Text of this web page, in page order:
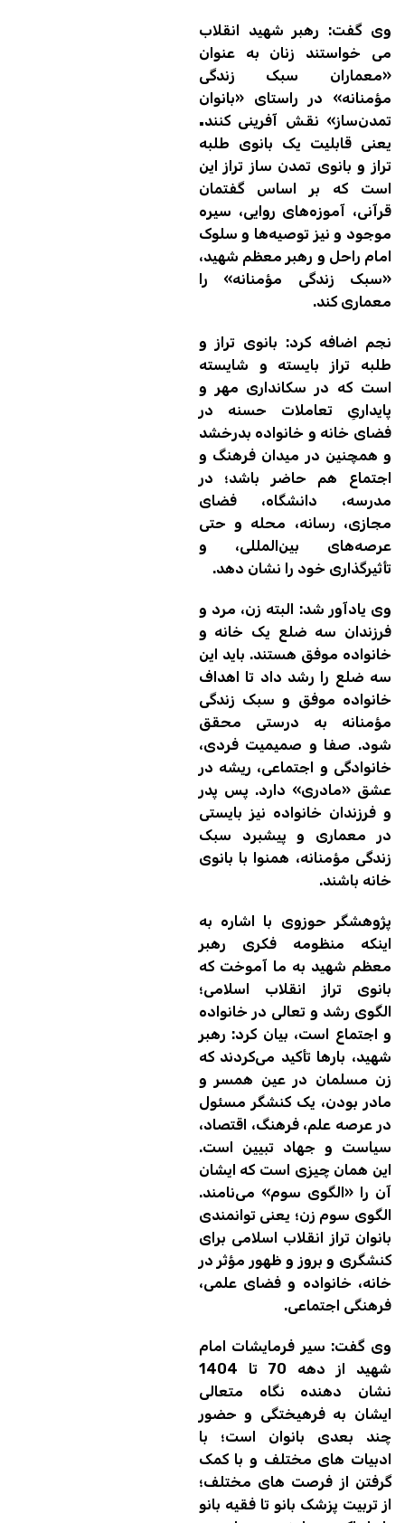
وی گفت: رهبر شهید انقلاب
می خواستند زنان به عنوان
«معماران سبک زندگی
مؤمنانه» در راستای «بانوان
تمدن‌ساز» نقش آفرینی کنند.
یعنی قابلیت یک بانوی طلبه
تراز و بانوی تمدن ساز تراز این
است که بر اساس گفتمان
قرآنی، آموزه‌های روایی، سیره
موجود و نیز توصیه‌ها و سلوک
امام راحل و رهبر معظم شهید،
«سبک زندگی مؤمنانه» را
معماری کند.
نجم اضافه کرد: بانوی تراز و
طلبه تراز بایسته و شایسته
است که در سکانداری مهر و
پایداریِ تعاملات حسنه در
فضای خانه و خانواده بدرخشد
و همچنین در میدان فرهنگ و
اجتماع هم حاضر باشد؛ در
مدرسه، دانشگاه، فضای
مجازی، رسانه، محله و حتی
عرصه‌های بین‌المللی، و
تأثیرگذاری خود را نشان دهد.
وی یادآور شد: البته زن، مرد و
فرزندان سه ضلع یک خانه و
خانواده موفق هستند. باید این
سه ضلع را رشد داد تا اهداف
خانواده موفق و سبک زندگی
مؤمنانه به درستی محقق
شود. صفا و صمیمیت فردی،
خانوادگی و اجتماعی، ریشه در
عشق «مادری» دارد. پس پدر
و فرزندان خانواده نیز بایستی
در معماری و پیشبرد سبک
زندگی مؤمنانه، همنوا با بانوی
خانه باشند.
پژوهشگر حوزوی با اشاره به
اینکه منظومه فکری رهبر
معظم شهید به ما آموخت که
بانوی تراز انقلاب اسلامی؛
الگوی رشد و تعالی در خانواده
و اجتماع است، بیان کرد: رهبر
شهید، بارها تأکید می‌کردند که
زن مسلمان در عین همسر و
مادر بودن، یک کنشگر مسئول
در عرصه علم، فرهنگ، اقتصاد،
سیاست و جهاد تبیین است.
این همان چیزی است که ایشان
آن را «الگوی سوم» می‌نامند.
الگوی سوم زن؛ یعنی توانمندی
بانوان تراز انقلاب اسلامی برای
کنشگری و بروز و ظهور مؤثر در
خانه، خانواده و فضای علمی،
فرهنگی اجتماعی.
وی گفت: سیر فرمایشات امام
شهید از دهه 70 تا 1404
نشان دهنده نگاه متعالی
ایشان به فرهیختگی و حضور
چند بعدی بانوان است؛ با
ادبیات های مختلف و با کمک
گرفتن از فرصت های مختلف؛
از تربیت پزشک بانو تا فقیه بانو